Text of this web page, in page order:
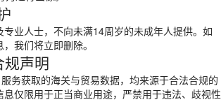
业人士，不向未满14周岁的未成年人提供。如
我们将立即删除。
规声明
务获取的海关与贸易数据，均来源于合法合规的
仅限用于正当商业用途，严禁用于违法、歧视性